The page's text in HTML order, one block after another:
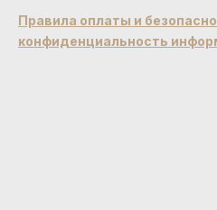
Правила оплаты и
конфиденциальность